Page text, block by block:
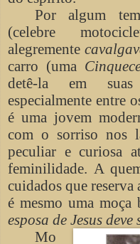
Por algum
(celebre
alegremente
carro (uma
detê-la em
especialmente entre
é uma jovem
com o sorriso nos
peculiar e curiosa
feminilidade. A
cuidados que reserva
é mesmo uma moça
esposa de Jesus
Mo